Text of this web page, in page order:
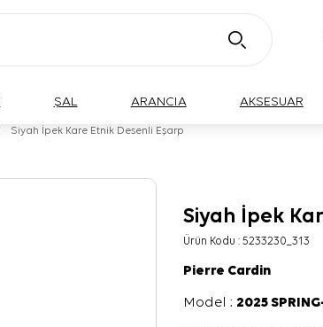
ŞAL ARANCIA AKSESUAR
Siyah İpek Kare Etnik Desenli Eşarp
Siyah İpek
Ürün Kodu :5233230_313
Pierre Cardin
Model :2025